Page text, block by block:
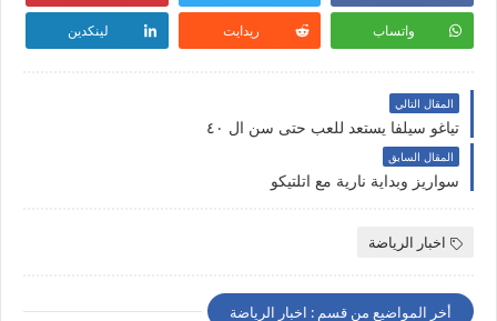
واتساب ريدايت لينكدين
المقال التالي
تياغو سيلفا يستعد للعب حتى سن ال ٤٠
المقال السابق
سواريز وبداية نارية مع اتلتيكو
اخبار الرياضة
أخر المواضيع من قسم : اخبار الرياضة